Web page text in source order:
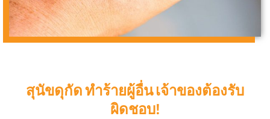
สุนัขดุกัด ทำร้ายผู้อื่น เจ้าของต้องรับ
ผิดชอบ!